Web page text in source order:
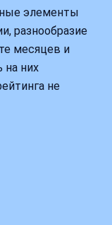
элементы
разнообразие
месяцев и
на них
не